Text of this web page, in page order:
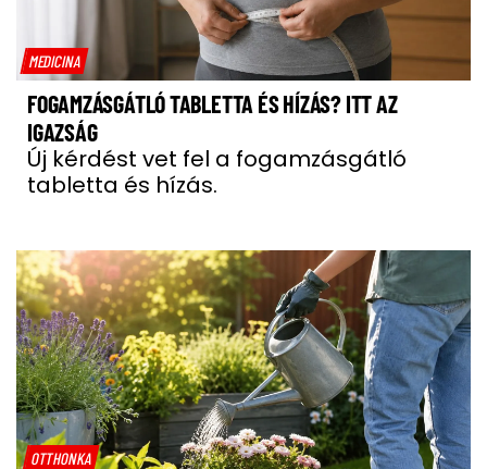
MEDICINA
FOGAMZÁSGÁTLÓ TABLETTA ÉS HÍZÁS? ITT AZ
IGAZSÁG
Új kérdést vet fel a fogamzásgátló
tabletta és hízás.
OTTHONKA